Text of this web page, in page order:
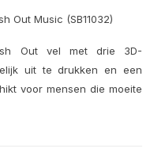
Out Music (SB11032)
Out vel met drie 3D-
uit te drukken en een
voor mensen die moeite